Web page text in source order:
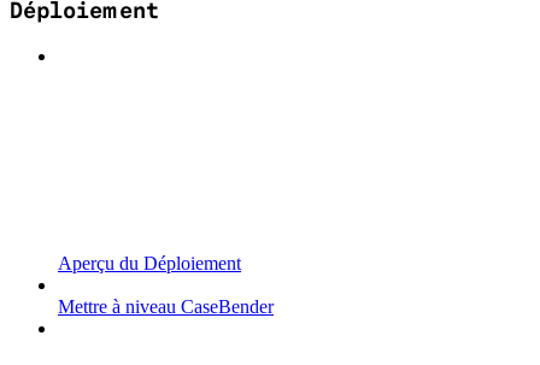
Déploiement
Aperçu du Déploiement
Mettre à niveau CaseBender